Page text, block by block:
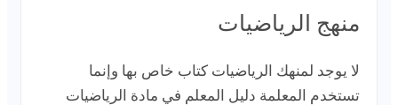
منهج الرياضيات
لا يوجد لمنهك الرياضيات كتاب خاص بها وإنما
تستخدم المعلمة دليل المعلم في مادة الرياضيات